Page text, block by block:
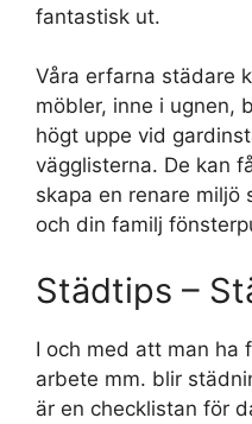
fantastisk ut.
Våra erfarna städare
möbler, inne i ugnen,
högt uppe vid
vägglisterna. De kan
skapa en renare
och din familj
Städtips –
I och med att man ha
arbete mm. blir
är en checklistan för